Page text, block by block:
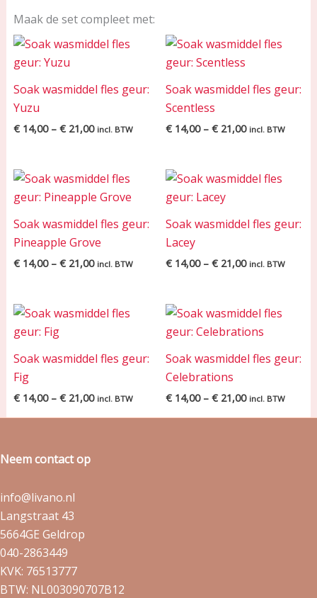
Maak de set compleet met:
Soak wasmiddel fles geur:
Yuzu
€14,00 – €21,00
Price
range:
€ 21,00
incl. BTW
Soak wasmiddel fles geur:
Scentless
€ 14,00 – € 21,00
Price
range:
€ 21,00
incl. BTW
Soak wasmiddel fles geur:
Pineapple Grove
€14,00 – €21,00
Price
range:
€ 14,00
€ 21,00
incl. BTW
Soak wasmiddel fles geur:
Lacey
€ 14,00 – € 21,00
Price
range:
€ 21,00
incl. BTW
Soak wasmiddel fles geur:
Fig
€14,00 – €21,00
Price
range:
€ 21,00
incl. BTW
Soak wasmiddel fles geur:
Celebrations
€ 14,00 – € 21,00
Price
range:
€ 14,00
€ 21,00
incl. BTW
Neem contact op
info@livano.nl
Langstraat 43
5664GE Geldrop
040-2863449
KVK: 76513777
BTW: NL003090707B12